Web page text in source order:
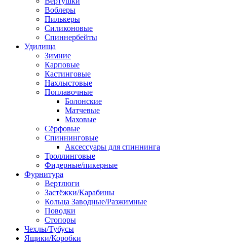
Воблеры
Пилькеры
Силиконовые
Спиннербейты
Удилища
Зимние
Карповые
Кастинговые
Нахлыстовые
Поплавочные
Болонские
Матчевые
Маховые
Сёрфовые
Спиннинговые
Аксессуары для спиннинга
Троллинговые
Фидерные/пикерные
Фурнитура
Вертлюги
Застёжки/Карабины
Кольца Заводные/Разжимные
Поводки
Стопоры
Чехлы/Тубусы
Ящики/Коробки